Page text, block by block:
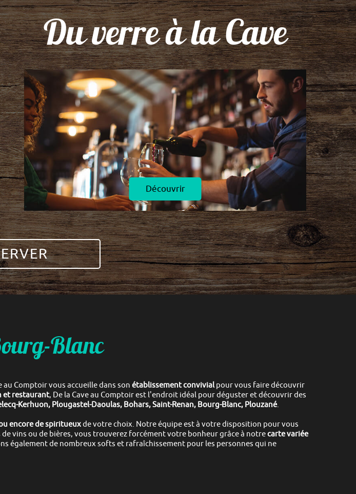
Du verre à la Cave
Découvrir
Blanc
au Comptoirvous accueille dans son établissement convivialpour vous faire découvrir
et restaurant, De la Cave au Comptoirest l'endroit idéal pour déguster et découvrir des
Kerhuon, Plougastel-Daoulas, Bohars, Saint-Renan, Bourg-Blanc, Plouzané.
encore de spiritueuxde votre choix. Notre équipe est à votre disposition pour vous
vins ou de bières, vous trouverez forcément votre bonheur grâce à notrecarte variée
également de nombreux softs et rafraîchissement pour les personnes qui ne